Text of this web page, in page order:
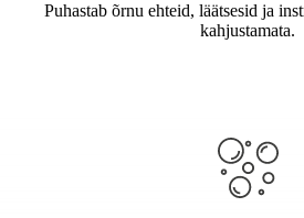
Puhastab õrnu ehteid, läätsesid ja
kahjustamata.